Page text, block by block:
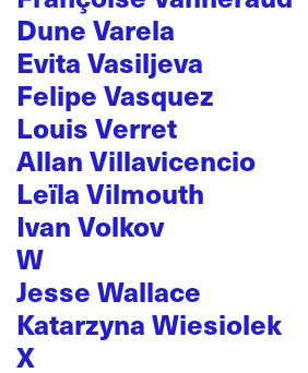
Dune Varela
Evita Vasiljeva
Felipe Vasquez
Louis Verret
Allan Villavicencio
Leïla Vilmouth
Ivan Volkov
W
Jesse Wallace
Katarzyna Wiesiolek
X